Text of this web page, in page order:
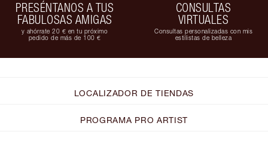
PRESÉNTANOS A TUS
FABULOSAS AMIGAS
y ahórrate 20 € en tu próximo
pedido de más de 100 €
CONSULTAS
VIRTUALES
Consultas personalizadas con mis
estilistas de belleza
LOCALIZADOR DE TIENDAS
PROGRAMA PRO ARTIST